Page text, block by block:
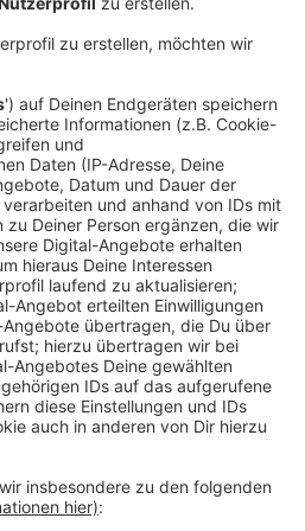
Unfällen kann es zu
Für Günter Dieker
Deutschen Fahrradclub
System wichtig und richtig,
nicht die Eigenverantwortung
Für mehr Sicherheit
Kreis den sogenannten
öffnen Fahrer und
Hand, die zum Schulterblick
gute Lösung um „Dooring“-